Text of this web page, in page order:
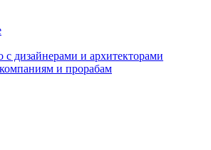
с дизайнерами и архитекторами
и прорабам